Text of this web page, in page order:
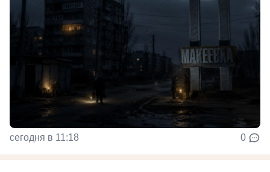
сегодня в 11:18 0